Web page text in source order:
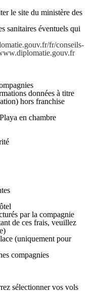
le site du ministère des
sanitaires éventuels qui
fr/conseils-
données à titre
hors franchise
en chambre
par la compagnie
de ces frais, veuillez
(uniquement pour
compagnies
sélectionner vos vols